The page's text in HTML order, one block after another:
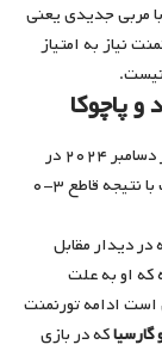
مربی جدیدی یعنی
نیاز به امتیاز
نیست.
پاچوکا
این دو باشگاه پیش‌تر در فینال جام بین‌قاره‌ای فیفا در دسامبر ۲۰۲۴ در
در آن شب با نتیجه قاطع ۳-۰
دیدار مقابل
که او به علت
است ادامه تورنمنت
گارسیاکه در بازی